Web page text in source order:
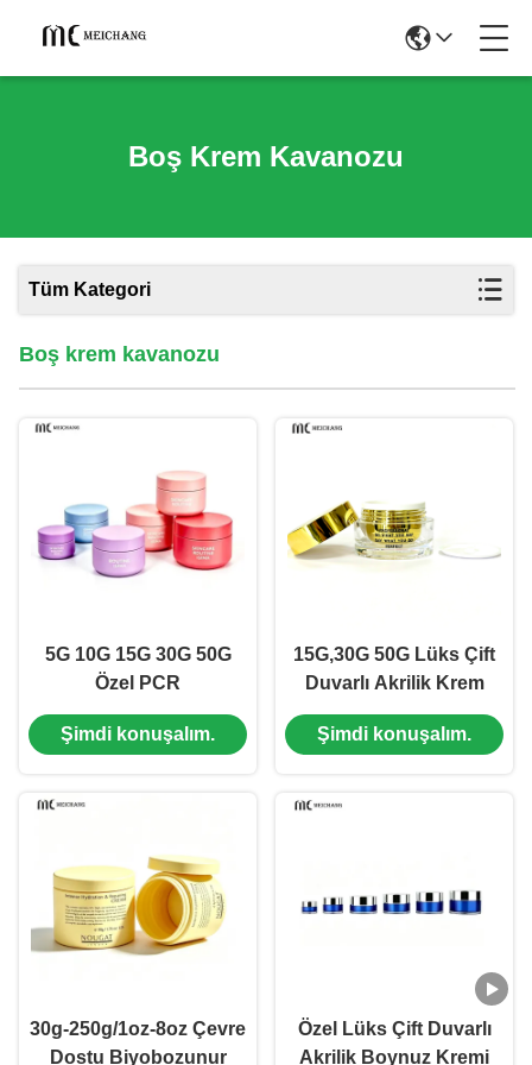
Boş Krem Kavanozu
Tüm Kategori
Boş krem kavanozu
5G 10G 15G 30G 50G
Özel PCR
Elektroplastrasyon çift
katmanlı krem kavanozu
bakım markaları için
P-556)
Şimdi konuşalım.
15G,30G 50G Lüks Çift
Duvarlı Akrilik Krem
Kavanozu
Nemlendiriciler ve Göz
Kozmetik Paketleme
Şimdi konuşalım.
30g-250g/1oz-8oz Çevre
Dostu Biyobozunur
Özel Lüks Çift Duvarlı
Akrilik Boynuz Kremi